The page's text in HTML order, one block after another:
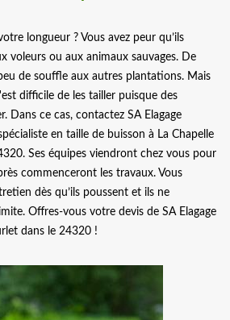
longueur ? Vous avez peur qu’ils
voleurs ou aux animaux sauvages. De
de souffle aux autres plantations. Mais
difficile de les tailler puisque des
Dans ce cas, contactez SA Elagage
en taille de buisson à La Chapelle
Ses équipes viendront chez vous pour
commenceront les travaux. Vous
dès qu’ils poussent et ils ne
Offres-vous votre devis de SA Elagage
dans le 24320 !